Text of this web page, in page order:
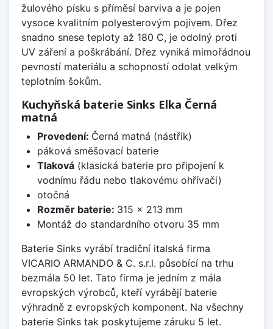
žulového písku s příměsí barviva a je pojen
vysoce kvalitním polyesterovým pojivem. Dřez
snadno snese teploty až 180 C, je odolný proti
UV záření a poškrábání. Dřez vyniká mimořádnou
pevností materiálu a schopností odolat velkým
teplotním šokům.
Kuchyňská baterie Sinks Elka Černá
matná
Provedení: Černá matná (nástřik)
páková směšovací baterie
Tlaková(klasická baterie pro připojení k
vodnímu řádu nebo tlakovému ohřívači)
otočná
Rozměr baterie: 315 x 213 mm
Montáž do standardního otvoru 35 mm
Baterie Sinks vyrábí tradiční italská firma
VICARIO ARMANDO & C. s.r.l. působící na trhu
bezmála 50 let. Tato firma je jedním z mála
evropských výrobců, kteří vyrábějí baterie
výhradně z evropských komponent. Na všechny
baterie Sinks tak poskytujeme záruku 5 let.